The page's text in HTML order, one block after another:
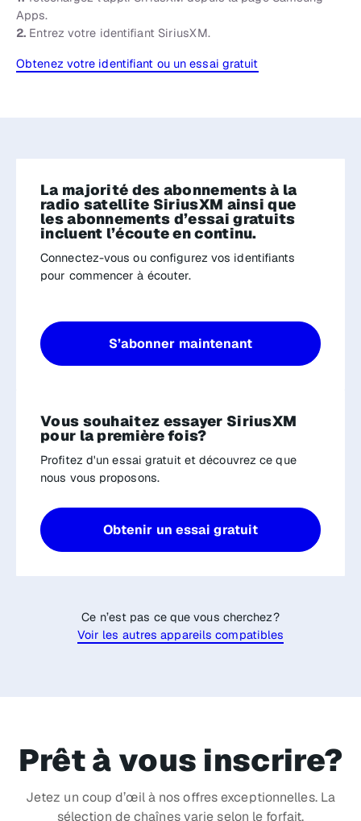
Apps.
2. Entrez votre identifiant SiriusXM.
Obtenez votre identifiant ou un essai gratuit
La majorité des abonnements à la
radio satellite SiriusXM ainsi que
les abonnements d’essai gratuits
incluent l’écoute en continu.
Connectez-vous ou configurez vos identifiants
pour commencer à écouter.
S’abonner maintenant
Vous souhaitez essayer SiriusXM
pour la première fois?
Profitez d'un essai gratuit et découvrez ce que
nous vous proposons.
Obtenir un essai gratuit
Ce n’est pas ce que vous cherchez?
Voir les autres appareils compatibles
Prêt à vous inscrire?
Jetez un coup d’œil à nos offres exceptionnelles. La
sélection de chaînes varie selon le forfait.